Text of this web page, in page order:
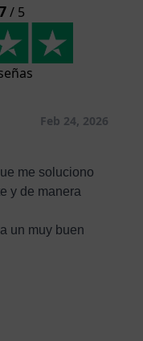
/ 5
Feb 24, 2026
me soluciono
y de manera
un muy buen